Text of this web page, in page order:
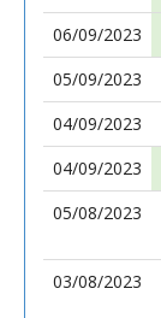
06/09/2023
05/09/2023
04/09/2023
04/09/2023
05/08/2023
03/08/2023